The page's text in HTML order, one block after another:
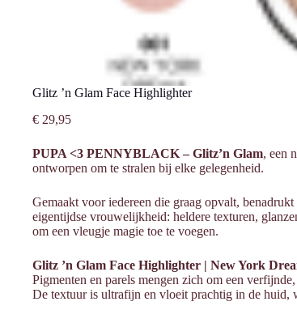
Glitz ’n Glam Face Highlighter
€ 29,95
PUPA <3 PENNYBLACK – Glitz’n Glam, een
ontworpen om te stralen bij elke gelegenheid.
Gemaakt voor iedereen die graag opvalt, benadrukt
eigentijdse vrouwelijkheid: heldere texturen,
om een vleugje magie toe te voegen.
Glitz ’n Glam Face Highlighter | New York
Pigmenten en parels mengen zich om een
De textuur is ultrafijn en vloeit prachtig in de huid,